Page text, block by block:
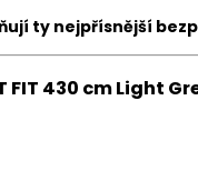
ty nejpřísnější
FIT 430 cm Light